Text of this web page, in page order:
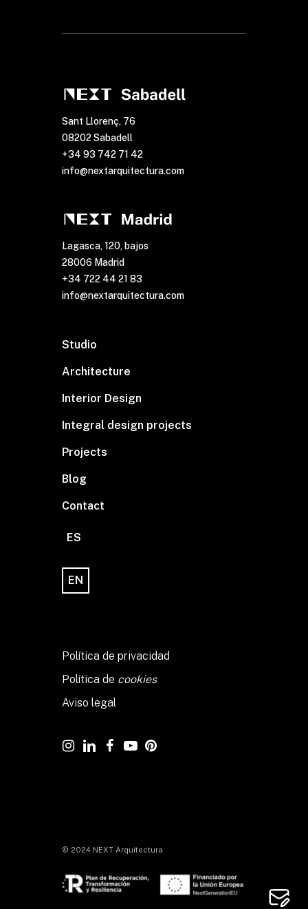
Sant Llorenç, 76
08202 Sabadell
+34 93 742 71 42
info@nextarquitectura.com
Lagasca, 120, bajos
28006 Madrid
+34 722 44 21 83
info@nextarquitectura.com
Studio
Architecture
Interior Design
Integral design projects
Projects
Blog
Contact
ES
EN
Política de privacidad
Política de cookies
Aviso legal
© 2024 NEXT Arquitectura